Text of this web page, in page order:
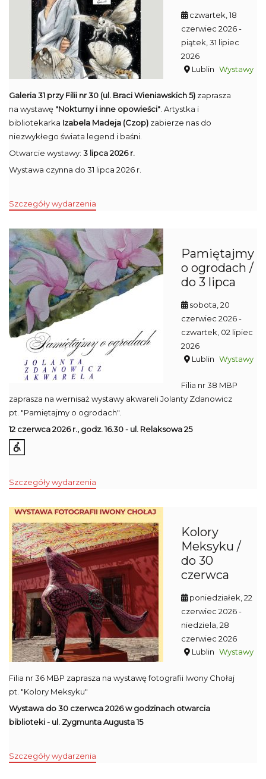
czwartek, 18
czerwiec 2026-
piątek, 31 lipiec
2026
Lublin Wystawy
Galeria 31 przy Filii nr 30 (ul. Braci Wieniawskich 5) zaprasza
na wystawę "Nokturny i inne opowieści" . Artystka i
bibliotekarka Izabela Madeja (Czop) zabierze nas do
niezwykłego świata legend i baśni.
Otwarcie wystawy: 3 lipca 2026 r.
Wystawa czynna do 31 lipca 2026 r.
Szczegóły wydarzenia
Pamiętajmy
o ogrodach /
do 3 lipca
sobota, 20
czerwiec 2026-
czwartek, 02 lipiec
2026
Lublin Wystawy
Filia nr 38 MBP
zaprasza na wernisaż wystawy akwareli Jolanty Zdanowicz
pt. "Pamiętajmy o ogrodach".
12 czerwca 2026 r., godz. 16.30 - ul. Relaksowa 25
Szczegóły wydarzenia
Kolory
Meksyku /
do 30
czerwca
poniedziałek, 22
czerwiec 2026-
niedziela, 28
czerwiec 2026
Lublin Wystawy
Filia nr 36 MBP zaprasza na wystawę fotografii Iwony Chołaj
pt. "Kolory Meksyku"
Wystawa do 30 czerwca 2026 w godzinach otwarcia
biblioteki - ul. Zygmunta Augusta 15
Szczegóły wydarzenia